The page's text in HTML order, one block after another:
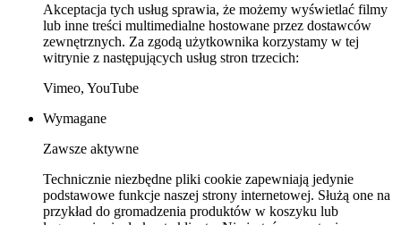
Akceptacja tych usług sprawia, że możemy wyświetlać filmy
lub inne treści multimedialne hostowane przez dostawców
zewnętrznych. Za zgodą użytkownika korzystamy w tej
witrynie z następujących usług stron trzecich:
Vimeo, YouTube
Wymagane
Zawsze aktywne
Technicznie niezbędne pliki cookie zapewniają jedynie
podstawowe funkcje naszej strony internetowej. Służą one na
przykład do gromadzenia produktów w koszyku lub